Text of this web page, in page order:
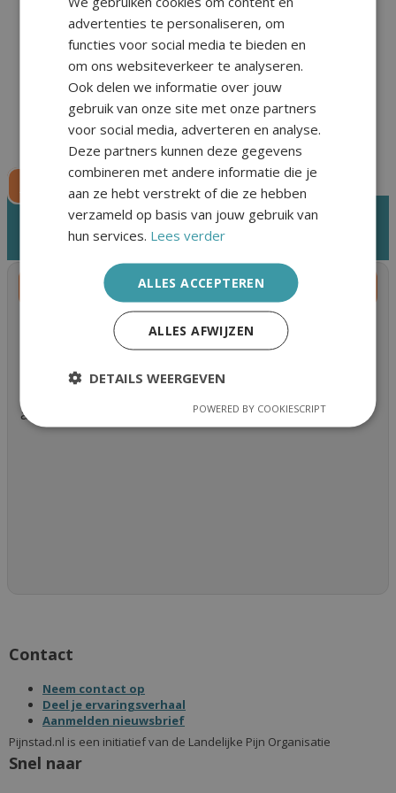
Zelfmanagement
Community
Keuzewijzer
Mijn Pijnstad
informatiecentrum tag: manipulatie
Overige therapieën
Overige therapieën voor chronische
pijn: osteopathie, chiropractie en manuele therapie
Leven met chronische pijn kan zwaar en frustrerend
artikelVolgende artikel
Contact
Neem contact op
Deel je ervaringsverhaal
Aanmelden nieuwsbrief
Pijnstad.nl is een initiatief van de Landelijke Pijn Organisatie
Snel naar
advertenties te personaliseren, om
functies voor social media te bieden en
om ons websiteverkeer te analyseren.
Ook delen we informatie over jouw
gebruik van onze site met onze partners
voor social media, adverteren en analyse.
Deze partners kunnen deze gegevens
combineren met andere informatie die je
aan ze hebt verstrekt of die ze hebben
verzameld op basis van jouw gebruik van
hun services. Lees verder
ALLES ACCEPTEREN
ALLES AFWIJZEN
DETAILS WEERGEVEN
POWERED BY COOKIESCRIPT